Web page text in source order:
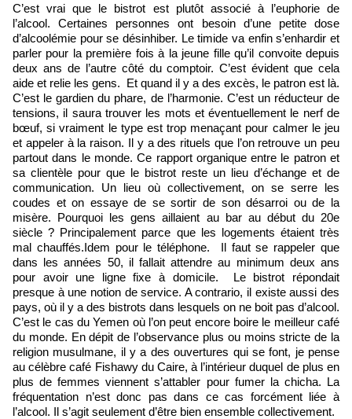
C’est vrai que le bistrot est plutôt associé à l’euphorie de
l’alcool. Certaines personnes ont besoin d’une petite dose
d’alcoolémie pour se désinhiber. Le timide va enfin s’enhardir et
parler pour la première fois à la jeune fille qu’il convoite depuis
deux ans de l’autre côté du comptoir. C’est évident que cela
aide et relie les gens. Et quand il y a des excès, le patron est là.
C’est le gardien du phare, de l’harmonie. C’est un réducteur de
tensions, il saura trouver les mots et éventuellement le nerf de
bœuf, si vraiment le type est trop menaçant pour calmer le jeu
et appeler à la raison. Il y a des rituels que l’on retrouve un peu
partout dans le monde. Ce rapport organique entre le patron et
sa clientèle pour que le bistrot reste un lieu d’échange et de
communication. Un lieu où collectivement, on se serre les
coudes et on essaye de se sortir de son désarroi ou de la
misère. Pourquoi les gens aillaient au bar au début du 20e
siècle ? Principalement parce que les logements étaient très
mal chauffés.Idem pour le téléphone. Il faut se rappeler que
dans les années 50, il fallait attendre au minimum deux ans
pour avoir une ligne fixe à domicile. Le bistrot répondait
presque à une notion de service. A contrario, il existe aussi des
pays, où il y a des bistrots dans lesquels on ne boit pas d’alcool.
C’est le cas du Yemen où l’on peut encore boire le meilleur café
du monde. En dépit de l’observance plus ou moins stricte de la
religion musulmane, il y a des ouvertures qui se font, je pense
au célèbre café Fishawy du Caire, à l’intérieur duquel de plus en
plus de femmes viennent s’attabler pour fumer la chicha. La
fréquentation n’est donc pas dans ce cas forcément liée à
l’alcool. Il s’agit seulement d’être bien ensemble collectivement.